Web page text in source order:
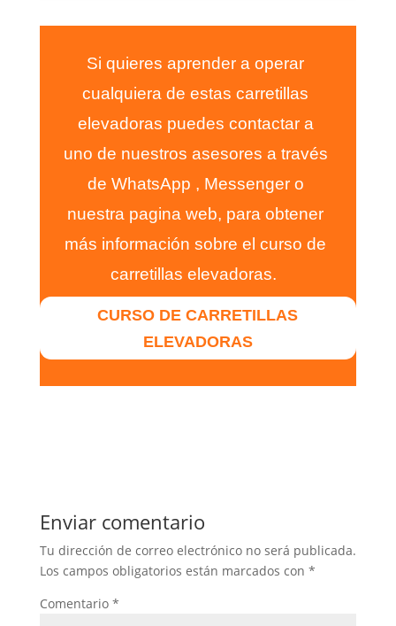
Si quieres aprender a operar
cualquiera de estas carretillas
elevadoras puedes contactar a
uno de nuestros asesores a través
de WhatsApp , Messenger o
nuestra pagina web, para obtener
más información sobre el curso de
carretillas elevadoras.
CURSO DE CARRETILLAS
ELEVADORAS
Enviar comentario
Tu dirección de correo electrónico no será publicada.
Los campos obligatorios están marcados con *
Comentario *